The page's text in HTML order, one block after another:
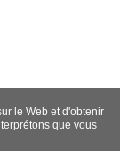
le Web et d'obtenir
que vous